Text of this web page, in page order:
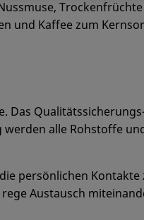
und Kaffee zum
Das
alle Rohstoffe
persönlichen
Austausch